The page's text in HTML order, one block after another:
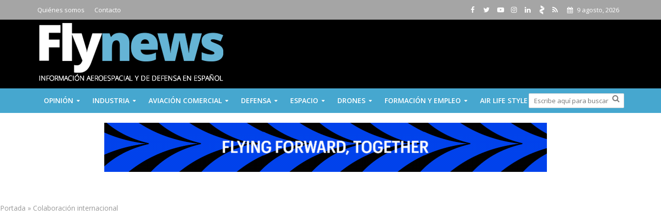
Quiénes somos Contacto 9 agosto, 2026
OPINIÓN INDUSTRIA AVIACIÓN COMERCIAL DEFENSA ESPACIO DRONES FORMACIÓN Y EMPLEO AIR LIFE STYLE
Portada » Colaboración internacional